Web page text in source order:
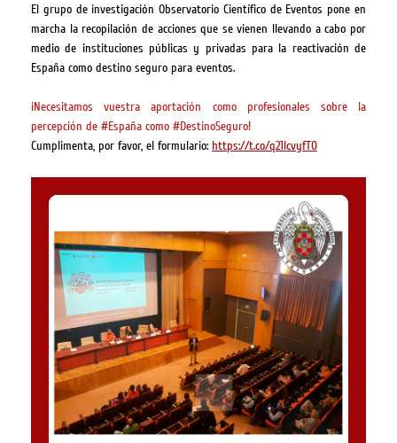
El grupo de investigación Observatorio Científico de Eventos pone en
marcha la recopilación de acciones que se vienen llevando a cabo por
medio de instituciones públicas y privadas para la reactivación de
España como destino seguro para eventos.
¡Necesitamos vuestra aportación como profesionales sobre la
percepción de #España como #DestinoSeguro!
Cumplimenta, por favor, el formulario: https://t.co/q21lcvyfT0